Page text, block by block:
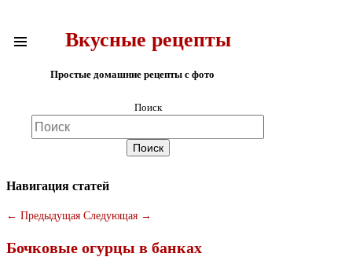
Вкусные рецепты
Простые домашние рецепты с фото
Поиск
Навигация статей
← Предыдущая Следующая →
Бочковые огурцы в банках